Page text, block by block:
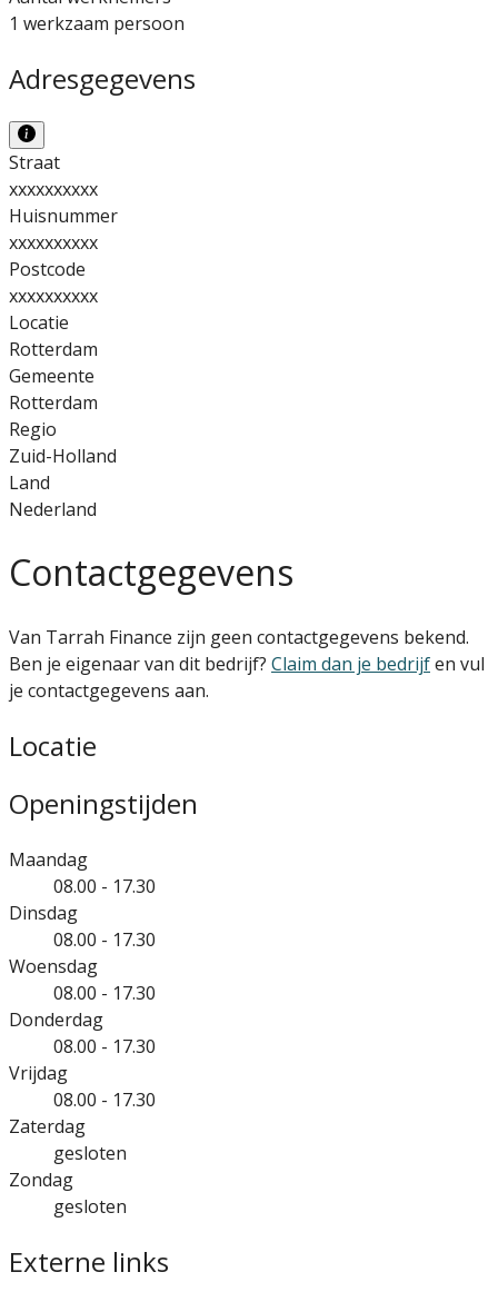
1 werkzaam persoon
Adresgegevens
Straat
xxxxxxxxxx
Huisnummer
xxxxxxxxxx
Postcode
xxxxxxxxxx
Locatie
Rotterdam
Gemeente
Rotterdam
Regio
Zuid-Holland
Land
Nederland
Contactgegevens
Van Tarrah Finance zijn geen contactgegevens bekend.
Ben je eigenaar van dit bedrijf? Claim dan je bedrijfen vul
je contactgegevens aan.
Locatie
Openingstijden
Maandag
08.00 - 17.30
Dinsdag
08.00 - 17.30
Woensdag
08.00 - 17.30
Donderdag
08.00 - 17.30
Vrijdag
08.00 - 17.30
Zaterdag
gesloten
Zondag
gesloten
Externe links